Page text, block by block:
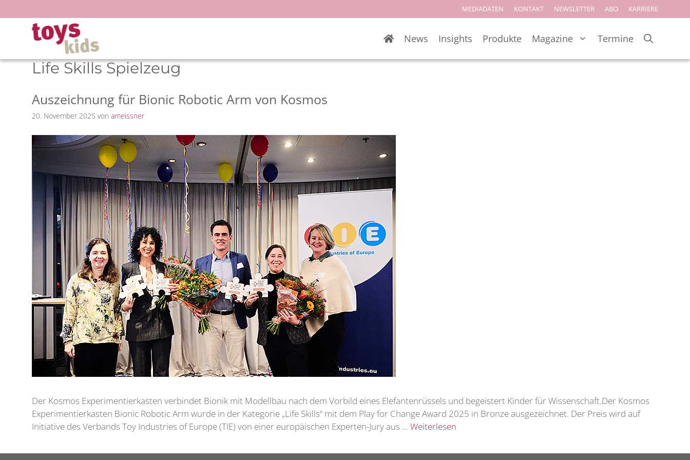
Inhalt
springen
MEDIADATEN KONTAKT NEWSLETTER ABO KARRIERE
News Insights Produkte Magazine Termine
Life Skills Spielzeug
Auszeichnung für Bionic Robotic Arm von Kosmos
20. November 2025 von ameissner
Der Kosmos Experimentierkasten verbindet Bionik mit Modellbau nach dem Vorbild eines Elefantenrüssels und begeistert Kinder für Wissenschaft.Der Kosmos
Experimentierkasten Bionic Robotic Arm wurde in der Kategorie „Life Skills“ mit dem Play for Change Award 2025 in Bronze ausgezeichnet. Der Preis wird auf
Initiative des Verbands Toy Industries of Europe (TIE) von einer europäischen Experten-Jury aus … Weiterlesen